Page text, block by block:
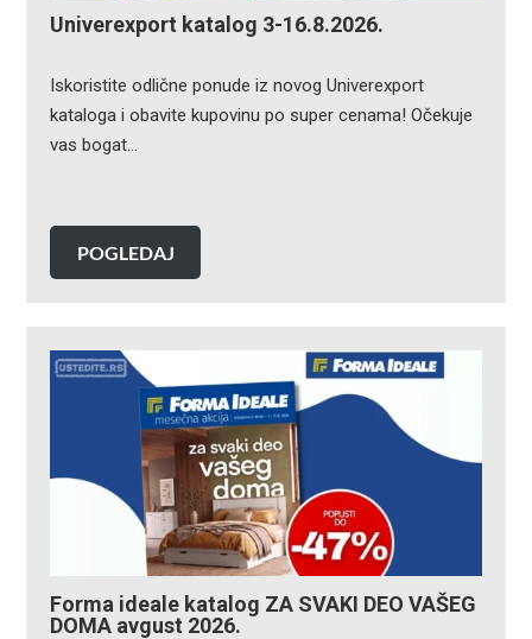
Univerexport katalog 3-16.8.2026.
Iskoristite odlične ponude iz novog Univerexport
kataloga i obavite kupovinu po super cenama! Očekuje
vas bogat…
POGLEDAJ
Forma ideale katalog ZA SVAKI DEO VAŠEG
DOMA avgust 2026.